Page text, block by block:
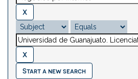
Start a new search